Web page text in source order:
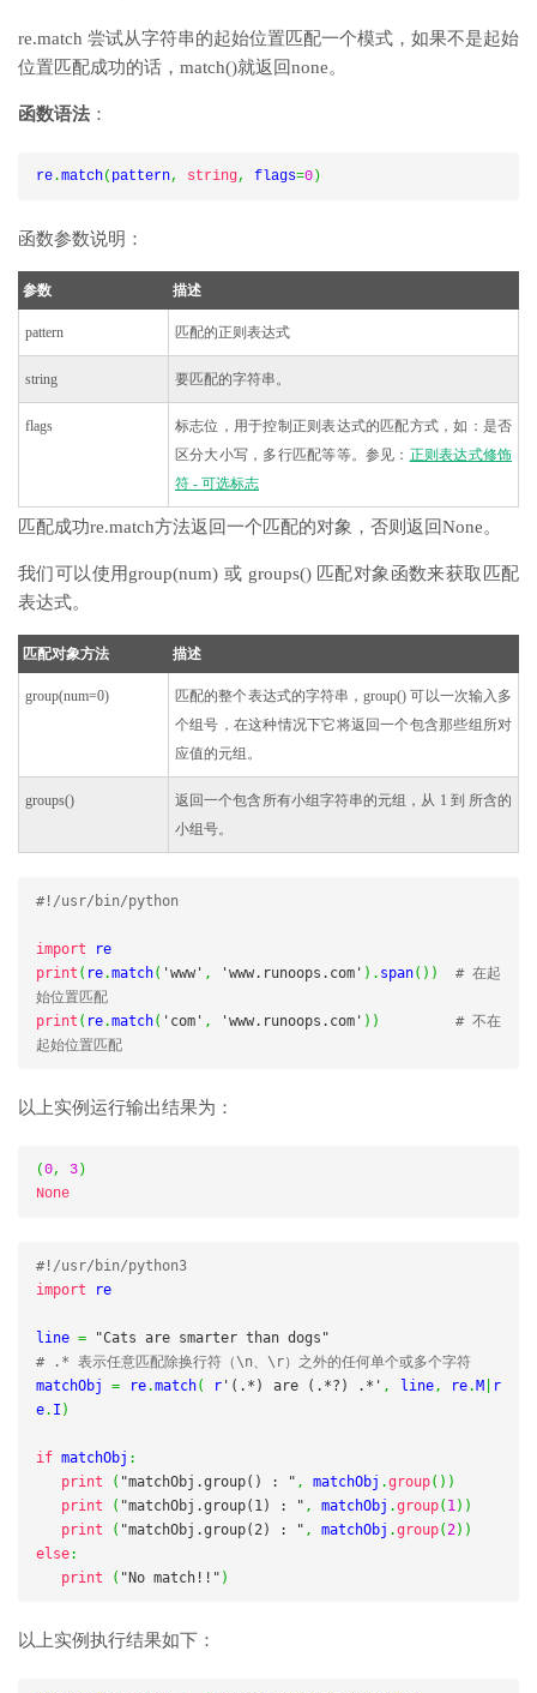
re.match 尝试从字符串的起始位置匹配一个模式，如果不是起始
位置匹配成功的话，match()就返回none。
函数语法 ：
re .match( pattern, string, flags=0 )
函数参数说明：
参数 描述
pattern 匹配的正则表达式
string 要匹配的字符串。
flags
标志位，用于控制正则表达式的匹配方式，如：是否
区分大小写，多行匹配等等。参见： 正则表达式修饰
符 - 可选标志
匹配成功re.match方法返回一个匹配的对象，否则返回None。
我们可以使用group(num) 或 groups() 匹配对象函数来获取匹配
表达式。
匹配对象方法 描述
group(num=0)
匹配的整个表达式的字符串，group() 可以一次输入多
个组号，在这种情况下它将返回一个包含那些组所对
应值的元组。
groups()
返回一个包含所有小组字符串的元组，从 1 到 所含的
小组号。
#!/usr/bin/python
import
print ( re.match( 'www' , 'www.runoops.com' ). span())
# 在起
始位置匹配
print ( re.match( 'com' , 'www.runoops.com' ))
# 不在
起始位置匹配
以上实例运行输出结果为：
(0, 3 )
None
#!/usr/bin/python3
import re
line =
"Cats are smarter than dogs"
# .* 表示任意匹配除换行符（\n、\r）之外的任何单个或多个字符
matchObj = re.match( r '(.*) are (.*?) .*' , line, re. M
r
e. I )
if matchObj :
print
( "matchObj.group() : " , matchObj .group())
print
( "matchObj.group(1) : " , matchObj .group( 1))
print
( "matchObj.group(2) : " , matchObj .group(2))
else:
print
( "No match!!" )
以上实例执行结果如下：